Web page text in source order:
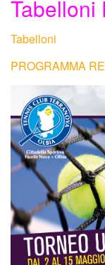
Attività
Struttura
Tornei
Wheelchair
News
Rassegna
Tabelloni
Tabelloni
PROGRAMMA